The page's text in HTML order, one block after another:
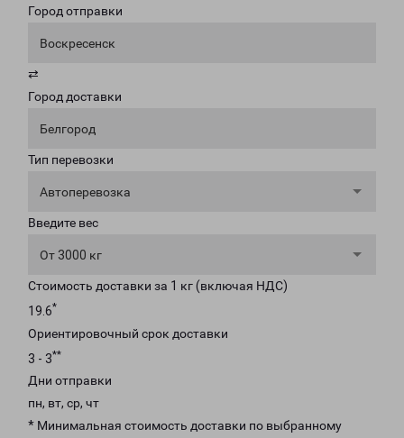
Город отправки
Воскресенск
⇄
Город доставки
Белгород
Тип перевозки
Автоперевозка
Введите вес
От 3000 кг
Стоимость доставки за 1 кг (включая НДС)
19.6*
Ориентировочный срок доставки
3 - 3**
Дни отправки
пн, вт, ср, чт
* Минимальная стоимость доставки по выбранному